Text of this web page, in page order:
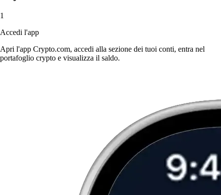
1
Accedi l'app
Apri l'app Crypto.com, accedi alla sezione dei tuoi conti, entra nel
portafoglio crypto e visualizza il saldo.